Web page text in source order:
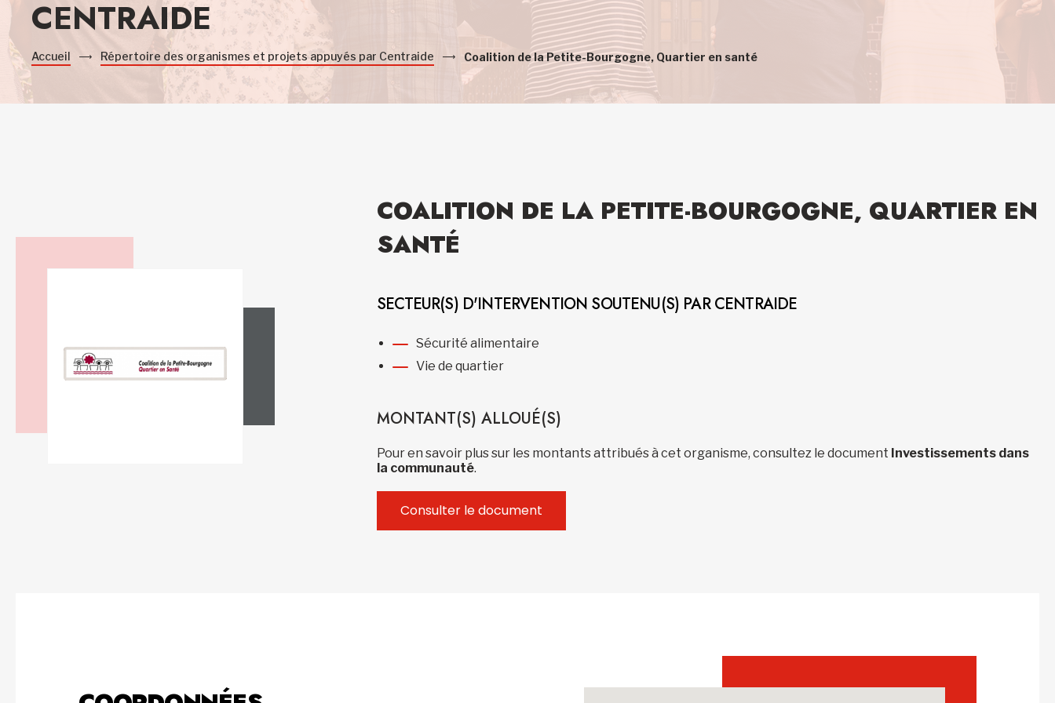
CENTRAIDE
Accueil Répertoire des organismes et projets appuyés par Centraide Coalition de la Petite-Bourgogne, Quartier en santé
COALITION DE LA PETITE-BOURGOGNE, QUARTIER EN
SANTÉ
SECTEUR(S) D'INTERVENTION SOUTENU(S) PAR CENTRAIDE
Sécurité alimentaire
Vie de quartier
MONTANT(S) ALLOUÉ(S)
Pour en savoir plus sur les montants attribués à cet organisme, consultez le document Investissements dans
la communauté.
Consulter le document